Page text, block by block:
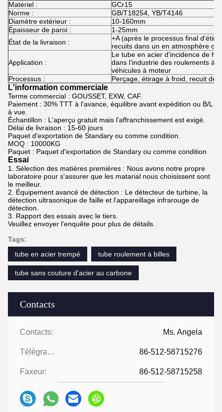
Contacts
Contacts: Ms. Angela
Télégramme: 86-512-58715276
Faxeur: 86-512-58715258
Matériel :
GCr15
Norme :
GB/T18254, YB/T4146
Diamètre extérieur :
10-160mm
Épaisseur de paroi :
1-25mm
État de la livraison :
+A (après le processus final
recuits dans un en atmosphère
Application :
Le tube en acier d'incidence de
dans l'industrie des roulements à
véhicules à moteur
Processus :
Perçage, étirage à froid, recuit de
L'information commerciale
Terme commercial : GOUSSET, EXW, CAF.
Paiement : 30% TTT à l'avance, équilibre avant expédition ou B/L
à vue.
Échantillon : L'aperçu gratuit mais l'affranchissement est exigé.
Délai de livraison : 15-60 jours
Paquet d'exportation de Standary ou comme condition.
MOQ : 10000KG
Paquet : Paquet d'exportation de Standary ou comme condition
Essai
1. Sélection des matières premières : Nous avons notre propre
laboratoire pour s'assurer que les matarial nous choisissent sont
le meilleur.
2. Équipement avancé de détection : Le détecteur de turbine, la
détection ultrasonique de faille et l'appareillage infrarouge de
détection.
3. Rapport des essais avec le tiers.
Veuillez envoyer l'enquête pour plus de détails.
Tags:
tube en acier trempé
tube roulement à billes
tube sans couture d'acier au carbone